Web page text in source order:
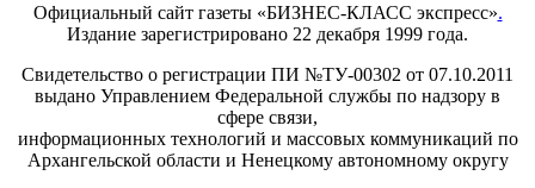
Официальный сайт газеты «БИЗНЕС-КЛАСС экспресс».
Издание зарегистрировано 22 декабря 1999 года.
Свидетельство о регистрации ПИ №ТУ-00302 от 07.10.2011
выдано Управлением Федеральной службы по надзору в
сфере связи,
информационных технологий и массовых коммуникаций по
Архангельской области и Ненецкому автономному округу